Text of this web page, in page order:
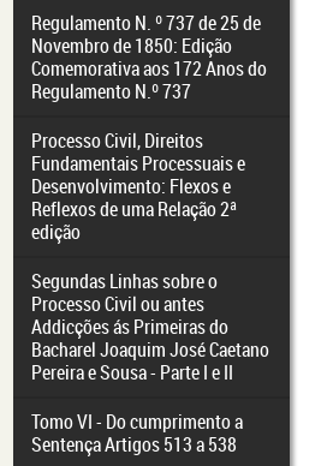
Regulamento N. º 737 de 25 de
Novembro de 1850: Edição
Comemorativa aos 172 Anos do
Regulamento N.º 737
Processo Civil, Direitos
Fundamentais Processuais e
Desenvolvimento: Flexos e
Reflexos de uma Relação 2ª
edição
Segundas Linhas sobre o
Processo Civil ou antes
Addicções ás Primeiras do
Bacharel Joaquim José Caetano
Pereira e Sousa - Parte I e II
Tomo VI - Do cumprimento a
Sentença Artigos 513 a 538